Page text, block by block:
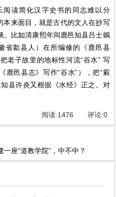
简化汉字史书的同志难以分
本来面目，就是古代的文人在抄写
。比如清康熙年间鹿邑知县吕士鵕
省歙县人）在所编修的《鹿邑县
老子故里的地标性河流“谷水” 写
鹿邑县志》写作“谷水”），把“糓
县许炎又根据《水经》正之。对
阅读:1476 评论:0
座“道教学院”，中不中？